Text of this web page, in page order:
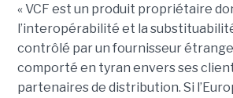
« VCF est un produit propriétaire
l’interopérabilité et la
contrôlé par un fournisseur
comporté en tyran envers ses
partenaires de distribution. Si